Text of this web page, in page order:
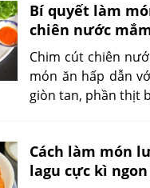
ba này tuy nấu hơi
những nó giúp
miệng hơn vào
tuần cùng người
với cơm hoặc bún.
Bí quyết làm
chiên nước
Chim cút chiên
món ăn hấp dẫn
giòn tan, phần thịt
cơm gia đình
họp bạn bè.
Cách làm món
lagu cực kì